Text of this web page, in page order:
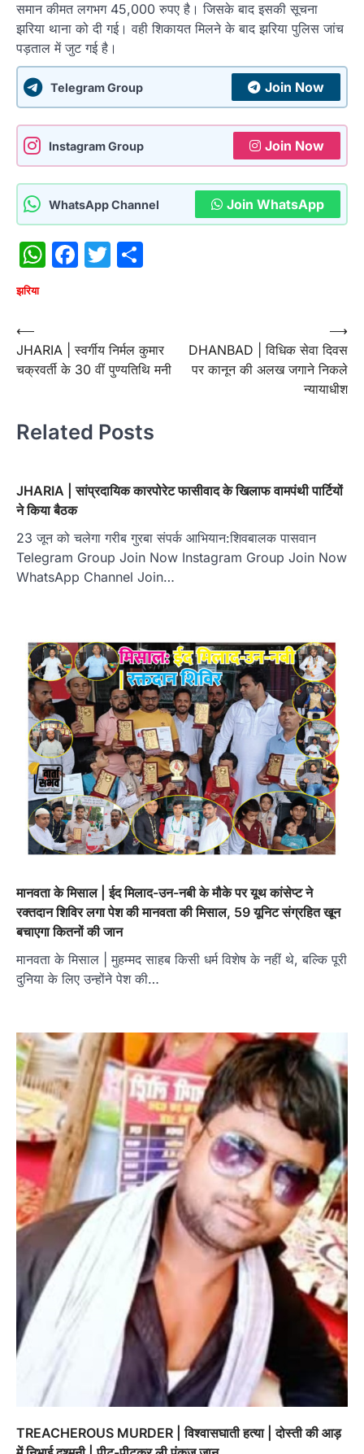
समान कीमत लगभग 45,000 रुपए है। जिसके बाद इसकी सूचना
झरिया थाना को दी गई। वही शिकायत मिलने के बाद झरिया पुलिस जांच
पड़ताल में जुट गई है।
Telegram Group Join Now
Instagram Group Join Now
WhatsApp Channel Join WhatsApp
WhatsApp
Facebook
Twitter
झरिया
Post
navigation
⟵
JHARIA | स्वर्गीय निर्मल कुमार
चक्रवर्ती के 30 वीं पुण्यतिथि‍ मनी
DHANBAD | विधिक सेवा दिवस
पर कानून की अलख जगाने निकले
न्यायाधीश
⟶
Related Posts
JHARIA | सांप्रदायिक कारपोरेट फासीवाद के खिलाफ वामपंथी पार्टियों
ने किया बैठक
23 जून को चलेगा गरीब गुरबा संपर्क आभियान:शिवबालक पासवान
Telegram Group Join Now Instagram Group Join Now
WhatsApp Channel Join…
मानवता के मिसाल | ईद मिलाद-उन-नबी के मौके पर यूथ कांसेप्‍ट ने
रक्तदान शिविर लगा पेश की मानवता की मिसाल, 59 यूनिट संग्रहित खून
बचाएगा कितनों की जान
मानवता के मिसाल | मुहम्मद साहब किसी धर्म विशेष के नहीं थे, बल्कि पूरी
दुनिया के लिए उन्होंने पेश की…
TREACHEROUS MURDER | विश्‍वासघाती हत्या | दोस्ती की आड़